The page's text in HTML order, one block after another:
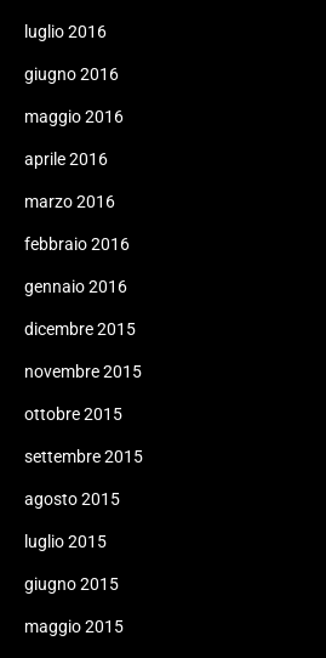
luglio 2016
giugno 2016
maggio 2016
aprile 2016
marzo 2016
febbraio 2016
gennaio 2016
dicembre 2015
novembre 2015
ottobre 2015
settembre 2015
agosto 2015
luglio 2015
giugno 2015
maggio 2015